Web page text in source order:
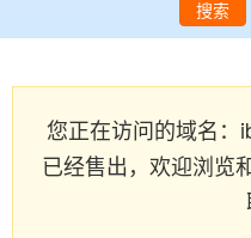
搜索
您正在访问的域名：
已经售出，欢迎浏览